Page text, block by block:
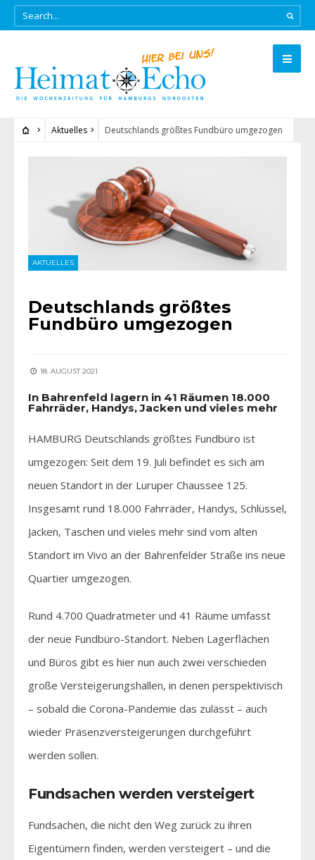
Aktuelles Deutschlands größtes Fundbüro umgezogen
AKTUELLES
Deutschlands größtes
Fundbüro umgezogen
18. AUGUST 2021
In Bahrenfeld lagern in 41 Räumen 18.000
Fahrräder, Handys, Jacken und vieles mehr
HAMBURG Deutschlands größtes Fundbüro ist
umgezogen: Seit dem 19. Juli befindet es sich am
neuen Standort in der Luruper Chaussee 125.
Insgesamt rund 18.000 Fahrräder, Handys, Schlüssel,
Jacken, Taschen und vieles mehr sind vom alten
Standort im Vivo an der Bahrenfelder Straße ins neue
Quartier umgezogen.
Rund 4.700 Quadratmeter und 41 Räume umfasst
der neue Fundbüro-Standort. Neben Lagerflächen
und Büros gibt es hier nun auch zwei verschieden
große Versteigerungshallen, in denen perspektivisch
– sobald die Corona-Pandemie das zulässt – auch
wieder Präsenzversteigerungen durchgeführt
werden sollen.
Fundsachen werden versteigert
Fundsachen, die nicht den Weg zurück zu ihren
Eigentümern finden, werden versteigert – und die